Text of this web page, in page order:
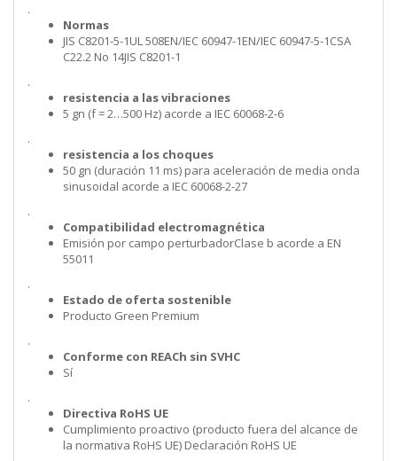
.
Normas
JIS C8201-5-1UL 508EN/IEC 60947-1EN/IEC 60947-5-1CSA
C22.2 No 14JIS C8201-1
.
resistencia a las vibraciones
5 gn (f = 2…500 Hz) acorde a IEC 60068-2-6
.
resistencia a los choques
50 gn (duración 11 ms) para aceleración de media onda
sinusoidal acorde a IEC 60068-2-27
.
Compatibilidad electromagnética
Emisión por campo perturbadorClase b acorde a EN
55011
.
Estado de oferta sostenible
Producto Green Premium
.
Conforme con REACh sin SVHC
Sí
.
Directiva RoHS UE
Cumplimiento proactivo (producto fuera del alcance de
la normativa RoHS UE) Declaración RoHS UE